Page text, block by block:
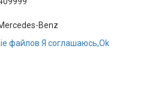
Benz
файлов Я соглашаюсь,Ok